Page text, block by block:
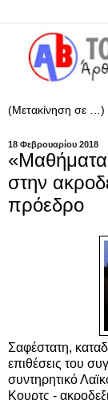
18 Φεβρουαρίου 2018
στην
πρόεδρο
Σαφέστατη,
επιθέσεις του
συντηρητικό
Κουρτς -